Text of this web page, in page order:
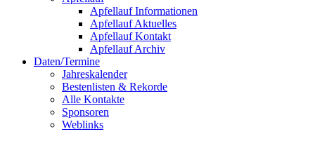
Apfellauf Informationen
Apfellauf Aktuelles
Apfellauf Kontakt
Apfellauf Archiv
Daten/Termine
Jahreskalender
Bestenlisten & Rekorde
Alle Kontakte
Sponsoren
Weblinks